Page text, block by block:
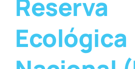
Reserva
Ecológica